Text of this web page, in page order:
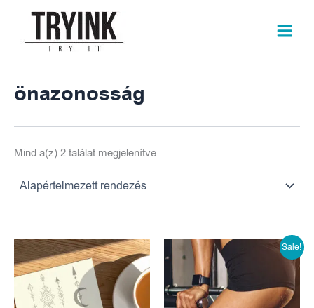
content
önazonosság
Mind a(z) 2 találat megjelenítve
Sale!
Original
was:
is: